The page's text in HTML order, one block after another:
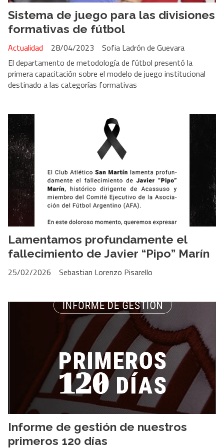
Sistema de juego para las divisiones
formativas de fútbol
Sofia Ladrón de Guevara
Actualidad
28/04/2023
El departamento de metodología de fútbol presentó la
primera capacitación sobre el modelo de juego institucional
destinado a las categorías formativas
Lamentamos profundamente el
fallecimiento de Javier “Pipo” Marín
Sebastian Lorenzo Pisarello
25/02/2026
Informe de gestión de nuestros
primeros 120 días